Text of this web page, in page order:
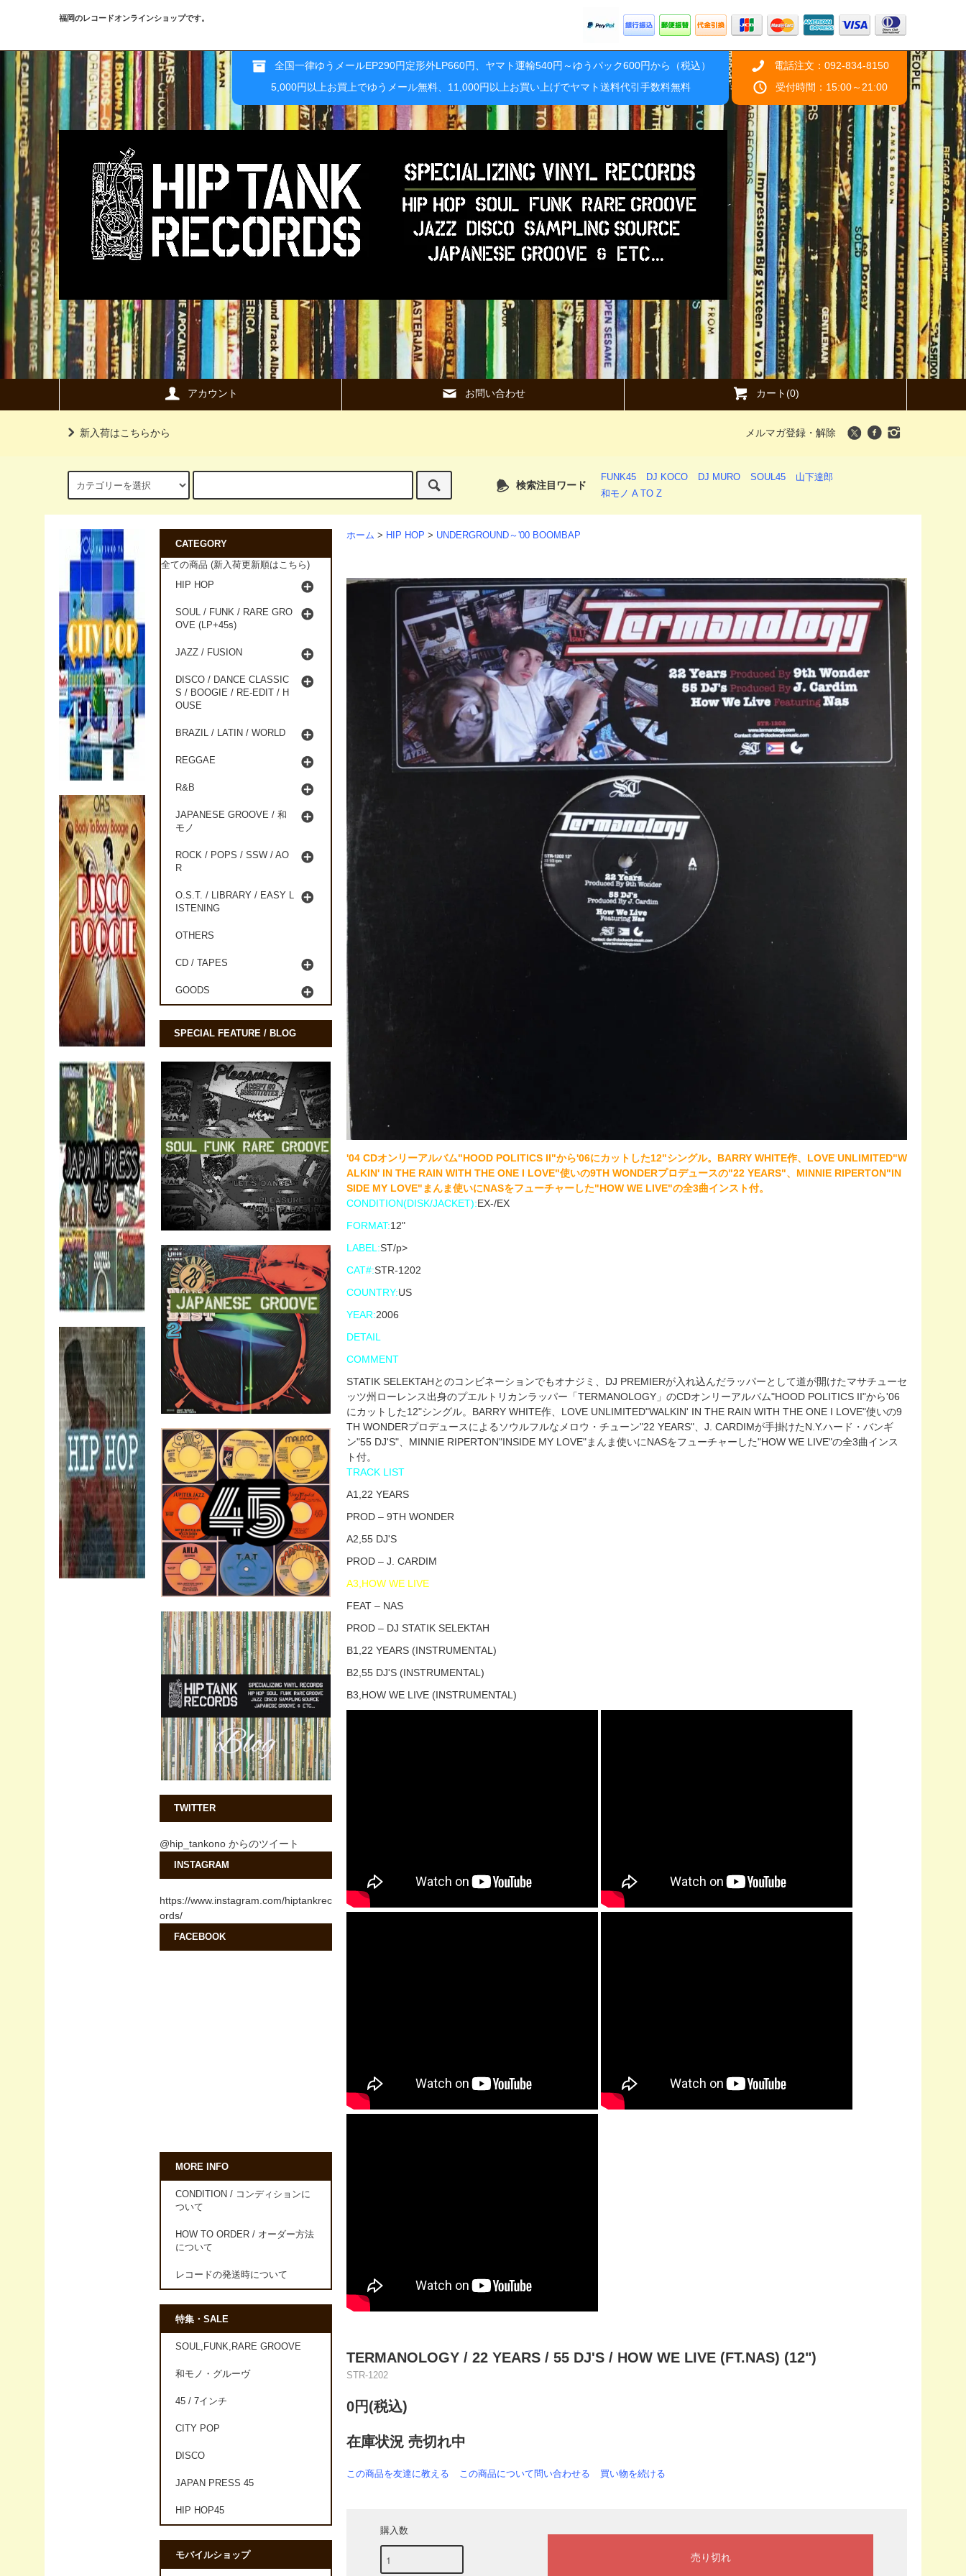
福岡のレコードオンラインショップです。
全国一律ゆうメールEP290円定形外LP660円、ヤマト運輸540円～ゆうパック600円から（税込）
5,000円以上お買上でゆうメール無料、11,000円以上お買い上げでヤマト送料代引手数料無料
電話注文：092-834-8150
受付時間：15:00～21:00
アカウント お問い合わせ カート(0)
新入荷はこちらから メルマガ登録・解除
検索注目ワード
FUNK45 DJ KOCO DJ MURO SOUL45
山下達郎
和モノ A TO Z
ホーム > HIP HOP > UNDERGROUND～'00 BOOMBAP
'04 CDオンリーアルバム"HOOD POLITICS II"から'06にカットした12"シングル。BARRY WHITE作、LOVE UNLIMITED"W
ALKIN' IN THE RAIN WITH THE ONE I LOVE"使いの9TH WONDERプロデュースの"22 YEARS"、MINNIE RIPERTON"IN
SIDE MY LOVE"まんま使いにNASをフューチャーした"HOW WE LIVE"の全3曲インスト付。
CONDITION(DISK/JACKET):EX-/EX
FORMAT:12"
LABEL:ST/p>
CAT#:STR-1202
COUNTRY:US
YEAR:2006
DETAIL
COMMENT
STATIK SELEKTAHとのコンビネーションでもオナジミ、DJ PREMIERが入れ込んだラッパーとして道が開けたマサチューセ
ッツ州ローレンス出身のプエルトリカンラッパー「TERMANOLOGY」のCDオンリーアルバム"HOOD POLITICS II"から'06
にカットした12"シングル。BARRY WHITE作、LOVE UNLIMITED"WALKIN' IN THE RAIN WITH THE ONE I LOVE"使いの9
TH WONDERプロデュースによるソウルフルなメロウ・チューン"22 YEARS"、J. CARDIMが手掛けたN.Y.ハード・バンギ
ン"55 DJ'S"、MINNIE RIPERTON"INSIDE MY LOVE"まんま使いにNASをフューチャーした"HOW WE LIVE"の全3曲インス
ト付。
TRACK LIST
A1,22 YEARS
PROD – 9TH WONDER
A2,55 DJ'S
PROD – J. CARDIM
A3,HOW WE LIVE
FEAT – NAS
PROD – DJ STATIK SELEKTAH
B1,22 YEARS (INSTRUMENTAL)
B2,55 DJ'S (INSTRUMENTAL)
B3,HOW WE LIVE (INSTRUMENTAL)
TERMANOLOGY / 22 YEARS / 55 DJ'S / HOW WE LIVE (FT.NAS) (12")
STR-1202
0円(税込)
在庫状況 売切れ中
この商品を友達に教える この商品について問い合わせる 買い物を続ける
購入数
CATEGORY
全ての商品 (新入荷更新順はこちら)
HIP HOP
SOUL / FUNK / RARE GRO
OVE (LP+45s)
JAZZ / FUSION
DISCO / DANCE CLASSIC
S / BOOGIE / RE-EDIT / H
OUSE
BRAZIL / LATIN / WORLD
REGGAE
R&B
JAPANESE GROOVE / 和
モノ
ROCK / POPS / SSW / AO
R
O.S.T. / LIBRARY / EASY L
ISTENING
OTHERS
CD / TAPES
GOODS
SPECIAL FEATURE / BLOG
TWITTER
@hip_tankono からのツイート
INSTAGRAM
https://www.instagram.com/hiptankrec
ords/
FACEBOOK
MORE INFO
CONDITION / コンディションに
ついて
HOW TO ORDER / オーダー方法
について
レコードの発送時について
特集・SALE
SOUL,FUNK,RARE GROOVE
和モノ・グルーヴ
45 / 7インチ
CITY POP
DISCO
JAPAN PRESS 45
HIP HOP45
モバイルショップ